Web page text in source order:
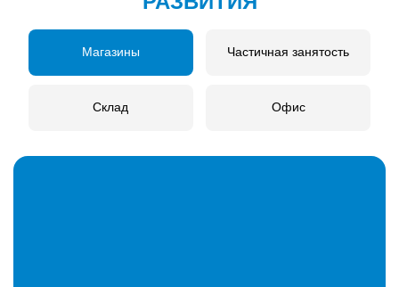
Магазины Частичная занятость
Склад Офис